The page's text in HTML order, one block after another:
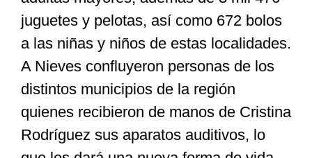
juguetes y pelotas, así como 672 bolos
a las niñas y niños de estas localidades.
A Nieves confluyeron personas de los
distintos municipios de la región
quienes recibieron de manos de Cristina
Rodríguez sus aparatos auditivos, lo